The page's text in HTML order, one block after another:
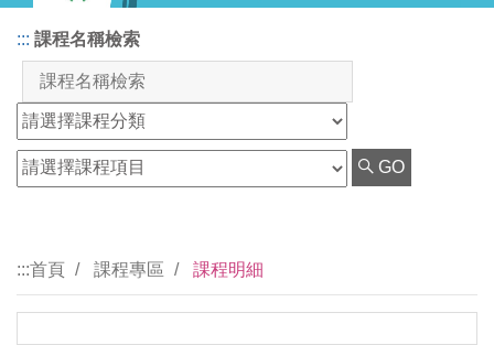
::: 課程名稱檢索
GO
:::首頁 課程專區 課程明細